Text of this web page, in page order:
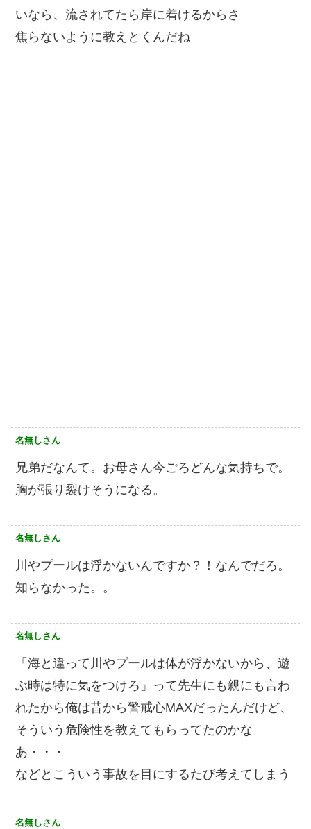
いなら、流されてたら岸に着けるからさ
焦らないように教えとくんだね
名無しさん
兄弟だなんて。お母さん今ごろどんな気持ちで。
胸が張り裂けそうになる。
名無しさん
川やプールは浮かないんですか？！なんでだろ。
知らなかった。。
名無しさん
「海と違って川やプールは体が浮かないから、遊
ぶ時は特に気をつけろ」って先生にも親にも言わ
れたから俺は昔から警戒心MAXだったんだけど、
そういう危険性を教えてもらってたのかな
あ・・・
などとこういう事故を目にするたび考えてしまう
名無しさん